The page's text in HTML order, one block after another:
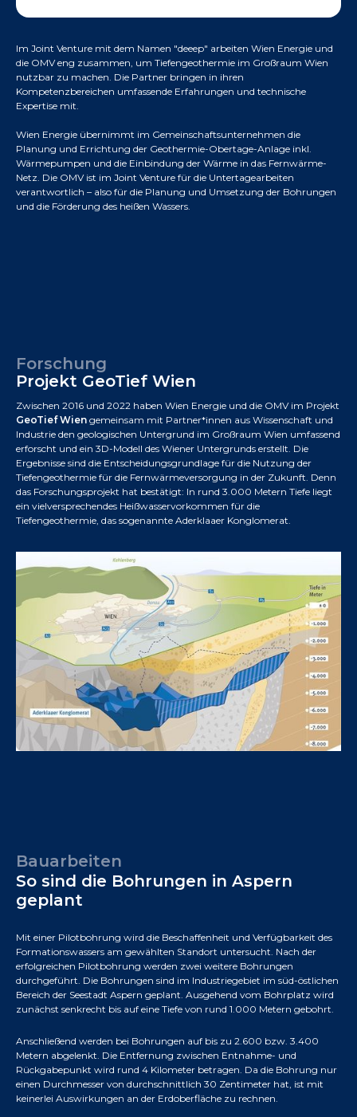
Im Joint Venture mit dem Namen "deeep" arbeiten Wien Energie und
die OMV eng zusammen, um Tiefengeothermie im Großraum Wien
nutzbar zu machen. Die Partner bringen in ihren
Kompetenzbereichen umfassende Erfahrungen und technische
Expertise mit.
Wien Energie übernimmt im Gemeinschaftsunternehmen die
Planung und Errichtung der Geothermie-Obertage-Anlage inkl.
Wärmepumpen und die Einbindung der Wärme in das Fernwärme-
Netz. Die OMV ist im Joint Venture für die Untertagearbeiten
verantwortlich – also für die Planung und Umsetzung der Bohrungen
und die Förderung des heißen Wassers.
Forschung
Projekt GeoTief Wien
Zwischen 2016 und 2022 haben Wien Energie und die OMV im Projekt
GeoTief Wien gemeinsam mit Partner*innen aus Wissenschaft und
Industrie den geologischen Untergrund im Großraum Wien umfassend
erforscht und ein 3D-Modell des Wiener Untergrunds erstellt. Die
Ergebnisse sind die Entscheidungsgrundlage für die Nutzung der
Tiefengeothermie für die Fernwärmeversorgung in der Zukunft. Denn
das Forschungsprojekt hat bestätigt: In rund 3.000 Metern Tiefe liegt
ein vielversprechendes Heißwasservorkommen für die
Tiefengeothermie, das sogenannte Aderklaaer Konglomerat.
Bauarbeiten
So sind die Bohrungen in Aspern
geplant
Mit einer Pilotbohrung wird die Beschaffenheit und Verfügbarkeit des
Formationswassers am gewählten Standort untersucht. Nach der
erfolgreichen Pilotbohrung werden zwei weitere Bohrungen
durchgeführt. Die Bohrungen sind im Industriegebiet im süd-östlichen
Bereich der Seestadt Aspern geplant. Ausgehend vom Bohrplatz wird
zunächst senkrecht bis auf eine Tiefe von rund 1.000 Metern gebohrt.
Anschließend werden bei Bohrungen auf bis zu 2.600 bzw. 3.400
Metern abgelenkt. Die Entfernung zwischen Entnahme- und
Rückgabepunkt wird rund 4 Kilometer betragen. Da die Bohrung nur
einen Durchmesser von durchschnittlich 30 Zentimeter hat, ist mit
keinerlei Auswirkungen an der Erdoberfläche zu rechnen.